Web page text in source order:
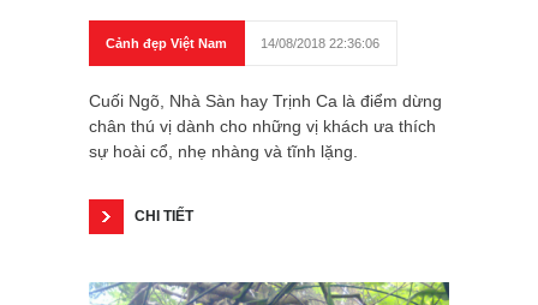
Cảnh đẹp Việt Nam 14/08/2018 22:36:06
Cuối Ngõ, Nhà Sàn hay Trịnh Ca là điểm dừng
chân thú vị dành cho những vị khách ưa thích
sự hoài cổ, nhẹ nhàng và tĩnh lặng.
CHI TIẾT